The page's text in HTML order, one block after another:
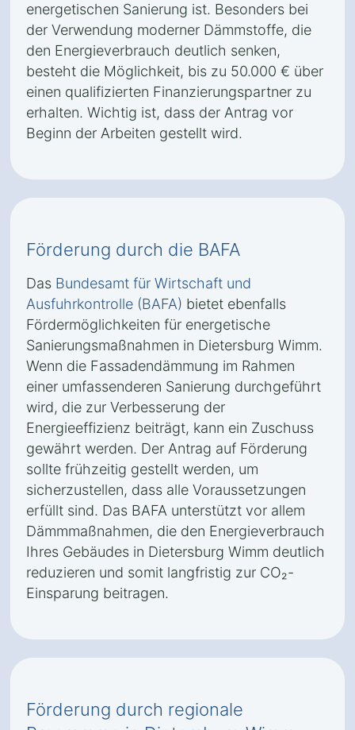
energetischen Sanierung ist. Besonders bei
der Verwendung moderner Dämmstoffe, die
den Energieverbrauch deutlich senken,
besteht die Möglichkeit, bis zu 50.000 € über
einen qualifizierten Finanzierungspartner zu
erhalten. Wichtig ist, dass der Antrag vor
Beginn der Arbeiten gestellt wird.
Förderung durch die BAFA
Das Bundesamt für Wirtschaft und
Ausfuhrkontrolle (BAFA) bietet ebenfalls
Fördermöglichkeiten für energetische
Sanierungsmaßnahmen in Dietersburg Wimm.
Wenn die Fassadendämmung im Rahmen
einer umfassenderen Sanierung durchgeführt
wird, die zur Verbesserung der
Energieeffizienz beiträgt, kann ein Zuschuss
gewährt werden. Der Antrag auf Förderung
sollte frühzeitig gestellt werden, um
sicherzustellen, dass alle Voraussetzungen
erfüllt sind. Das BAFA unterstützt vor allem
Dämmmaßnahmen, die den Energieverbrauch
Ihres Gebäudes in Dietersburg Wimm deutlich
reduzieren und somit langfristig zur CO₂-
Einsparung beitragen.
Förderung durch regionale